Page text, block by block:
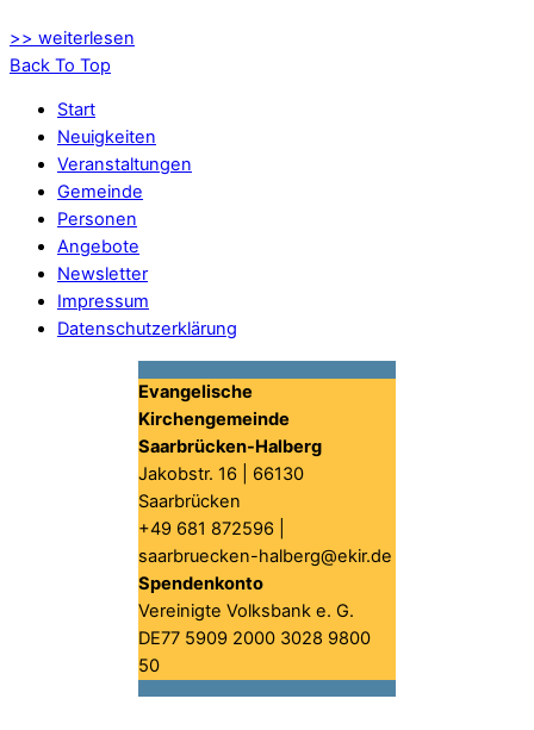
>> weiterlesen
Back To Top
Start
Neuigkeiten
Veranstaltungen
Gemeinde
Personen
Angebote
Newsletter
Impressum
Datenschutzerklärung
Evangelische
Kirchengemeinde
Saarbrücken-Halberg
Jakobstr. 16 | 66130
Saarbrücken
+49 681 872596 |
saarbruecken-halberg@ekir.de
Spendenkonto
Vereinigte Volksbank e. G.
DE77 5909 2000 3028 9800
50